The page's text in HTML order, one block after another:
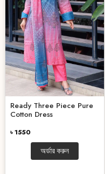
Ready Three Piece Pure
Cotton Dress
৳ 1550
অর্ডার করুন